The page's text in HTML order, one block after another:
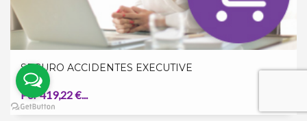
SEGURO ACCIDENTES EXECUTIVE
Por 419,22 €...